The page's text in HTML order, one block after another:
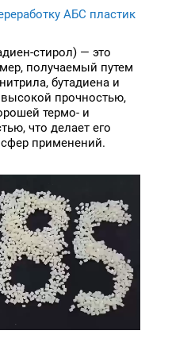
АБС пластик
стирол) — это
получаемый путем
бутадиена и
высокой прочностью,
термо- и
что делает его
применений.